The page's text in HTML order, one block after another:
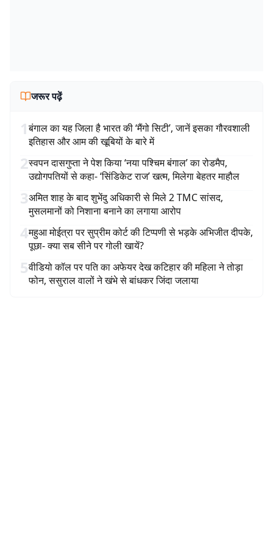
जरूर पढ़ें
1बंगाल का यह जिला है भारत की ‘मैंगो सिटी’, जानें इसका गौरवशाली
इतिहास और आम की खूबियों के बारे में
2स्वपन दासगुप्ता ने पेश किया ‘नया पश्चिम बंगाल’ का रोडमैप,
उद्योगपतियों से कहा- ‘सिंडिकेट राज’ खत्म, मिलेगा बेहतर माहौल
3अमित शाह के बाद शुभेंदु अधिकारी से मिले 2 TMC सांसद,
मुसलमानों को निशाना बनाने का लगाया आरोप
4महुआ मोईत्रा पर सुप्रीम कोर्ट की टिप्पणी से भड़के अभिजीत दीपके,
पूछा- क्या सब सीने पर गोली खायें?
5वीडियो कॉल पर पति का अफेयर देख कटिहार की महिला ने तोड़ा
फोन, ससुराल वालों ने खंभे से बांधकर जिंदा जलाया